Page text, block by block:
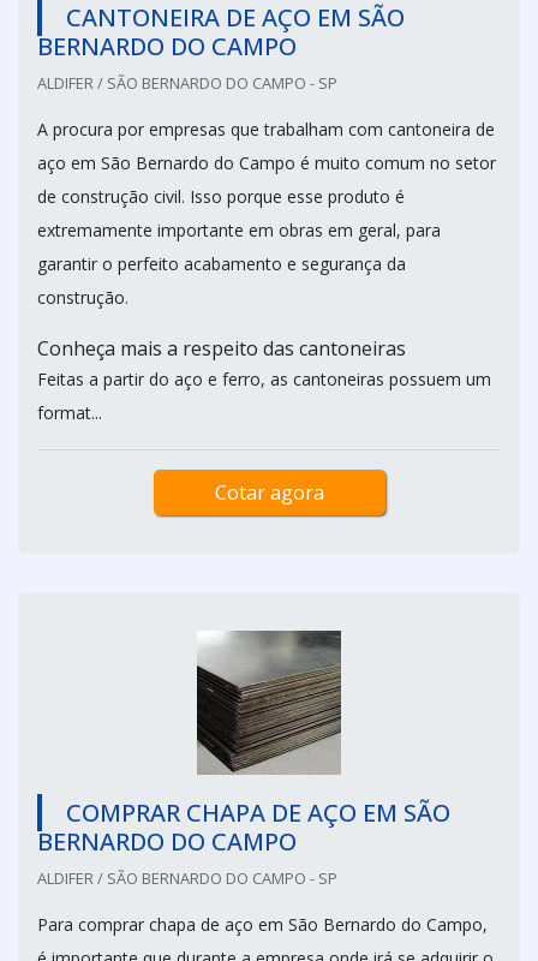
CANTONEIRA DE AÇO EM SÃO
BERNARDO DO CAMPO
ALDIFER / SÃO BERNARDO DO CAMPO - SP
A procura por empresas que trabalham com cantoneira de
aço em São Bernardo do Campo é muito comum no setor
de construção civil. Isso porque esse produto é
extremamente importante em obras em geral, para
garantir o perfeito acabamento e segurança da
construção.
Conheça mais a respeito das cantoneiras
Feitas a partir do aço e ferro, as cantoneiras possuem um
format...
Cotar agora
COMPRAR CHAPA DE AÇO EM SÃO
BERNARDO DO CAMPO
ALDIFER / SÃO BERNARDO DO CAMPO - SP
Para comprar chapa de aço em São Bernardo do Campo,